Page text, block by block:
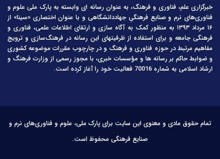
خبرگزاری علم، فناوری و فرهنگ، به عنوان رسانه ای وابسته به پارک ملی علوم و
فناوری‌های نرم و صنایع فرهنگیِ جهاددانشگاهی و با عنوان اختصاری «سینا» از
۱۶ مرداد ۱۳۹۳ به منظور کمک به آگاه سازی و ارتقای اطلاعات علمی، فناوری و
فرهنگی جامعه و برای استفاده از ظرفیتهای این رسانه در فرهنگ‌سازی و ترویج
مفاهیم مرتبط در حوزه فناوری و فرهنگ و در چارچوب مقررات موضوعه کشوری
و ضوابط حاکم بر رسانه ها و مؤسسات خبری، با مجوز رسمی از وزارت فرهنگ و
ارشاد اسلامی به شماره 70016 فعالیت خود را آغاز کرده است.
تمام حقوق مادی و معنوی این سایت برای پارک ملی، علوم و فناوری‌های نرم و
صنایع فرهنگی محفوظ است.